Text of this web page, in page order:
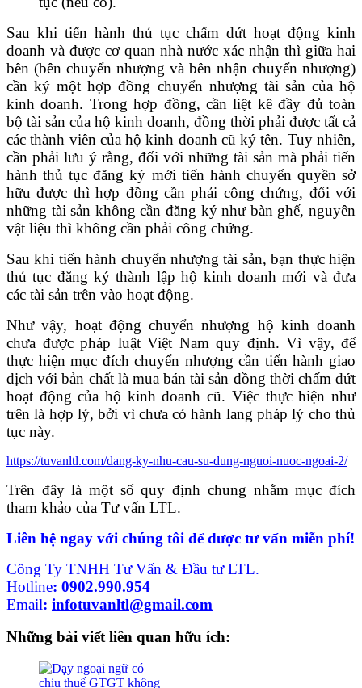
Sau khi tiến hành thủ tục chấm dứt hoạt động kinh
doanh và được cơ quan nhà nước xác nhận thì giữa hai
bên (bên chuyển nhượng và bên nhận chuyển nhượng)
cần ký một hợp đồng chuyển nhượng tài sản của hộ
kinh doanh. Trong hợp đồng, cần liệt kê đầy đủ toàn
bộ tài sản của hộ kinh doanh, đồng thời phải được tất cả
các thành viên của hộ kinh doanh cũ ký tên. Tuy nhiên,
cần phải lưu ý rằng, đối với những tài sản mà phải tiến
hành thủ tục đăng ký mới tiến hành chuyển quyền sở
hữu được thì hợp đồng cần phải công chứng, đối với
những tài sản không cần đăng ký như bàn ghế, nguyên
vật liệu thì không cần phải công chứng.
Sau khi tiến hành chuyển nhượng tài sản, bạn thực hiện
thủ tục đăng ký thành lập hộ kinh doanh mới và đưa
các tài sản trên vào hoạt động.
Như vậy, hoạt động chuyển nhượng hộ kinh doanh
chưa được pháp luật Việt Nam quy định. Vì vậy, để
thực hiện mục đích chuyển nhượng cần tiến hành giao
dịch với bản chất là mua bán tài sản đồng thời chấm dứt
hoạt động của hộ kinh doanh cũ. Việc thực hiện như
trên là hợp lý, bởi vì chưa có hành lang pháp lý cho thủ
tục này.
https://tuvanltl.com/dang-ky-nhu-cau-su-dung-nguoi-nuoc-ngoai-2/
Trên đây là một số quy định chung nhằm mục đích
tham khảo của Tư vấn LTL.
Liên hệ ngay với chúng tôi để được tư vấn miễn phí!
Công Ty TNHH Tư Vấn & Đầu tư LTL.
Hotline: 0902.990.954
Email: infotuvanltl@gmail.com
Những bài viết liên quan hữu ích: